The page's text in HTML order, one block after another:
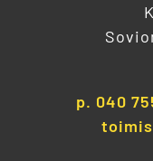
p. 040